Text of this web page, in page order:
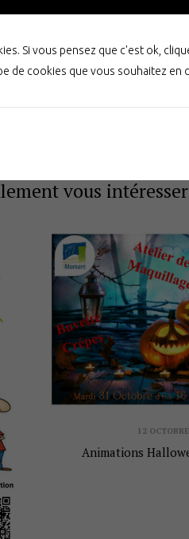
du
Animations
12
vous intéresser
12
Animations
Si vous pensez que c'est ok,
de cookies que vous souhaitez en